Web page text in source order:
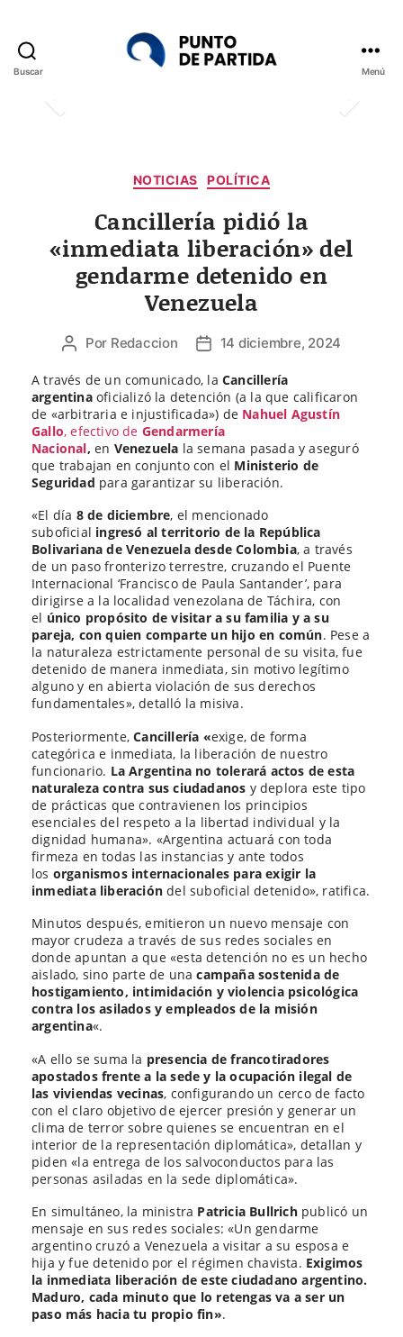
Buscar Menú
Categorías
NOTICIAS POLÍTICA
Cancillería pidió la
«inmediata liberación» del
gendarme detenido en
Venezuela
Autor
la
entrada
Por Redaccion
Fecha
la
entrada
14 diciembre, 2024
A través de un comunicado, la Cancillería
argentina oficializó la detención (a la que calificaron
de «arbitraria e injustificada») de Nahuel Agustín
Gallo, efectivo de Gendarmería
Nacional, en Venezuela la semana pasada y aseguró
que trabajan en conjunto con el Ministerio de
Seguridad para garantizar su liberación.
«El día 8 de diciembre, el mencionado
suboficial ingresó al territorio de la República
Bolivariana de Venezuela desde Colombia, a través
de un paso fronterizo terrestre, cruzando el Puente
Internacional ‘Francisco de Paula Santander’, para
dirigirse a la localidad venezolana de Táchira, con
el único propósito de visitar a su familia y a su
pareja, con quien comparte un hijo en común. Pese a
la naturaleza estrictamente personal de su visita, fue
detenido de manera inmediata, sin motivo legítimo
alguno y en abierta violación de sus derechos
fundamentales», detalló la misiva.
Posteriormente,Cancillería «exige, de forma
categórica e inmediata, la liberación de nuestro
funcionario. La Argentina no tolerará actos de esta
naturaleza contra sus ciudadanos y deplora este tipo
de prácticas que contravienen los principios
esenciales del respeto a la libertad individual y la
dignidad humana». «Argentina actuará con toda
firmeza en todas las instancias y ante todos
los organismos internacionales para exigir la
inmediata liberación del suboficial detenido», ratifica.
Minutos después, emitieron un nuevo mensaje con
mayor crudeza a través de sus redes sociales en
donde apuntan a que «esta detención no es un hecho
aislado, sino parte de una campaña sostenida de
hostigamiento, intimidación y violencia psicológica
contra los asilados y empleados de la misión
argentina«.
«A ello se suma la presencia de francotiradores
apostados frente a la sede y la ocupación ilegal de
las viviendas vecinas, configurando un cerco de facto
con el claro objetivo de ejercer presión y generar un
clima de terror sobre quienes se encuentran en el
interior de la representación diplomática», detallan y
piden «la entrega de los salvoconductos para las
personas asiladas en la sede diplomática».
En simultáneo, la ministra Patricia Bullrich publicó un
mensaje en sus redes sociales: «Un gendarme
argentino cruzó a Venezuela a visitar a su esposa e
hija y fue detenido por el régimen chavista. Exigimos
la inmediata liberación de este ciudadano argentino.
Maduro, cada minuto que lo retengas va a ser un
paso más hacia tu propio fin».